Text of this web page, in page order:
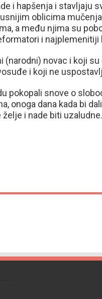
i hapšenja i stavljaju
oblicima
a među njima su
i najplemenitiji
(narodni) novac i koji
i koji ne
pokopali snove o
onoga dana kada bi
i nade biti uzaludne.